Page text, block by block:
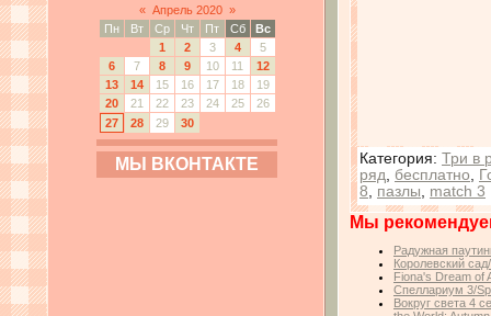
« Апрель 2020 »
Пн
Вт Ср Чт Пт Сб
Вс
1
2 3 4
5
6
7 8 9 10 11
12
13
14 15 16 17 18
19
20
21 22 23 24 25
26
27
28 29 30
МЫ ВКОНТАКТЕ Категория: Три в
ряд
бесплатно
8
пазлы match 3
Мы
Радужная
Королевский
Fiona's Dream of
Спеллариум 3/
Вокруг света 4